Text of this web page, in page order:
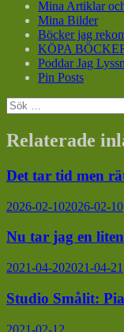
Mina Artiklar
Mina Bilder
Böcker jag
KÖPA
Poddar Jag
Pin Posts
Sök
efter:
Relaterade
Det tar tid men
2026-02-102026-02-10
Nu tar jag en
2021-04-202021-04-21
Studio Smålit:
2021-02-12